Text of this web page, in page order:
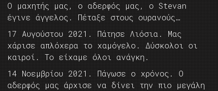
Ο μαχητής μας, ο αδερφός μας, ο Stevan
έγινε άγγελος. Πέταξε στους ουρανούς…
17 Αυγούστου 2021. Πάτησε Λιόσια. Μας
χάρισε απλόχερα το χαμόγελο. Δύσκολοι οι
καιροί. Το είχαμε όλοι ανάγκη.
14 Νοεμβρίου 2021. Πάγωσε ο χρόνος. Ο
αδερφός μας άρχισε να δίνει την πιο μεγάλη